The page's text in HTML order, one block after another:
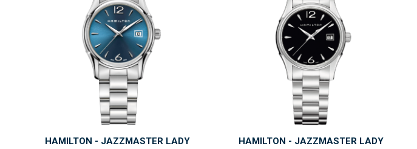
HAMILTON - JAZZMASTER LADY
HAMILTON - JAZZMASTER LADY